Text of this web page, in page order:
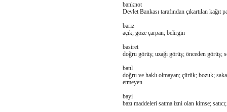
banknot
Devlet Bankası tarafından çıkartılan kağıt
bariz
açık; göze çarpan; belirgin
basiret
doğru görüş; uzağı görüş; önceden görüş;
batıl
doğru ve haklı olmayan; çürük; bozuk;
etmeyen
bayi
bazı maddeleri satma izni olan kimse;